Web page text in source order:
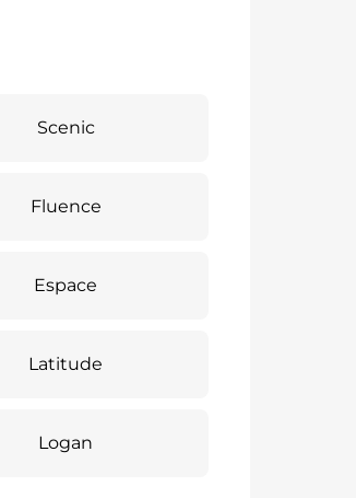
Scenic
Fluence
Espace
Latitude
Logan